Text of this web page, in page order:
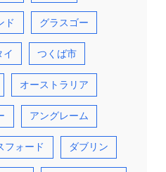
ド グラスゴー
イ つくば市
オーストラリア
アングレーム
フォード ダブリン